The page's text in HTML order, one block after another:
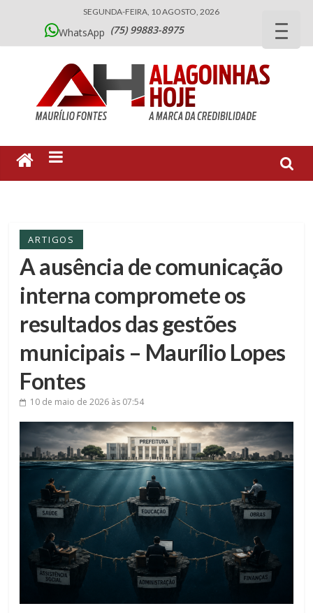
SEGUNDA-FEIRA, 10 AGOSTO, 2026
WhatsApp (75) 99883-8975
ARTIGOS
A ausência de comunicação
interna compromete os
resultados das gestões
municipais – Maurílio Lopes
Fontes
10 de maio de 2026 às 07:54